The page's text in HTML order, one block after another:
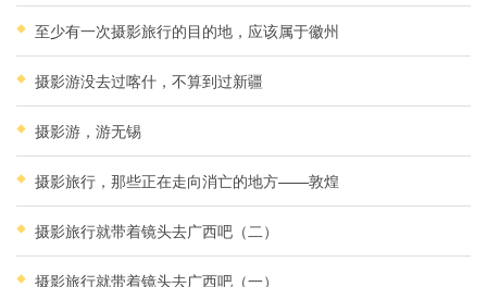
至少有一次摄影旅行的目的地，应该属于徽州
摄影游没去过喀什，不算到过新疆
摄影游，游无锡
摄影旅行，那些正在走向消亡的地方——敦煌
摄影旅行就带着镜头去广西吧（二）
摄影旅行就带着镜头去广西吧（一）